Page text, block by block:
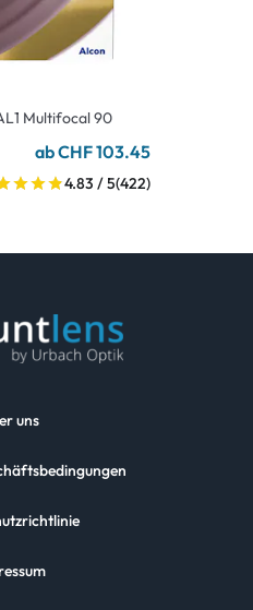
Multifocal 90
ab CHF 103.45
4.83 / 5(422)
uns